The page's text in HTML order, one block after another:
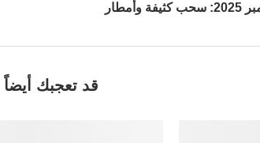
طقس تونس الخميس 6 نوفمبر 2025: سحب كثيفة وأمطار
قد تعجبك أيضاً